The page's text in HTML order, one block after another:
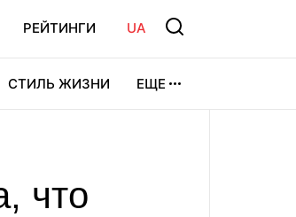
РЕЙТИНГИ UA
СТИЛЬ ЖИЗНИ ЕЩЕ
что